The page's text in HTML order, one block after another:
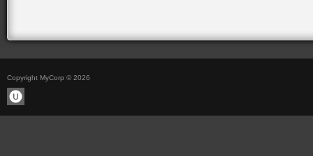
Copyright MyCorp © 2026